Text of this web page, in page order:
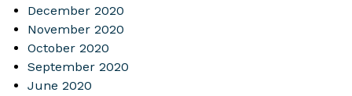
December 2020
November 2020
October 2020
September 2020
June 2020